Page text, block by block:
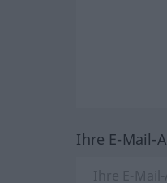
Ihre E-Mail-